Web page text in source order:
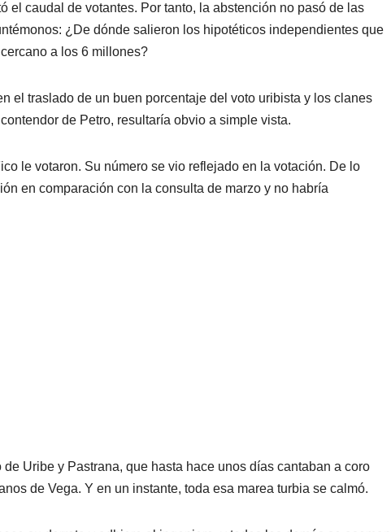
el caudal de votantes. Por tanto, la abstención no pasó de las
¿De dónde salieron los hipotéticos independientes que
a los 6 millones?
el traslado de un buen porcentaje del voto uribista y los clanes
de Petro, resultaría obvio a simple vista.
le votaron. Su número se vio reflejado en la votación. De lo
en comparación con la consulta de marzo y no habría
Uribe y Pastrana, que hasta hace unos días cantaban a coro
de Vega. Y en un instante, toda esa marea turbia se calmó.